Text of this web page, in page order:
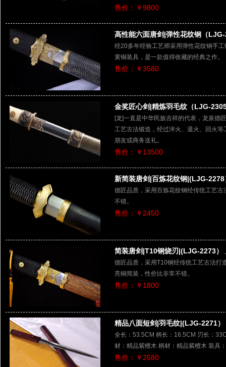
售价：￥9800
高性能六面唐剑|弹性花纹钢（
经20多年经验工艺师采用弹性花纹钢手
黄铜装具，是一款值得收藏的经典之作。
售价：￥3580
金奖匠心剑|精炼羽毛纹（LJG-
[龙]一直是中华民族吉祥的代表，龙泉德
工艺古法锻造，经过淬火、退火、回火
朋友或商务送礼。
售价：￥13500
新简装唐剑|百炼花纹钢|(LJG-2278
德匠品质，采用百炼花纹钢经传统工艺
不错。
售价：￥2450
简装唐剑|T10钢烧刃|(LJG-2273）
德匠品质，采用T10钢经传统工艺古法打
亮铜简装，性价比非常不错。
售价：￥1800
精品八面短剑|羽毛纹|(LJG-2271）
全长：53.5CM 柄长：16.5CM 刃长：
材：精品紫檀木 柄材：精品紫檀木 装具
售价：￥2580